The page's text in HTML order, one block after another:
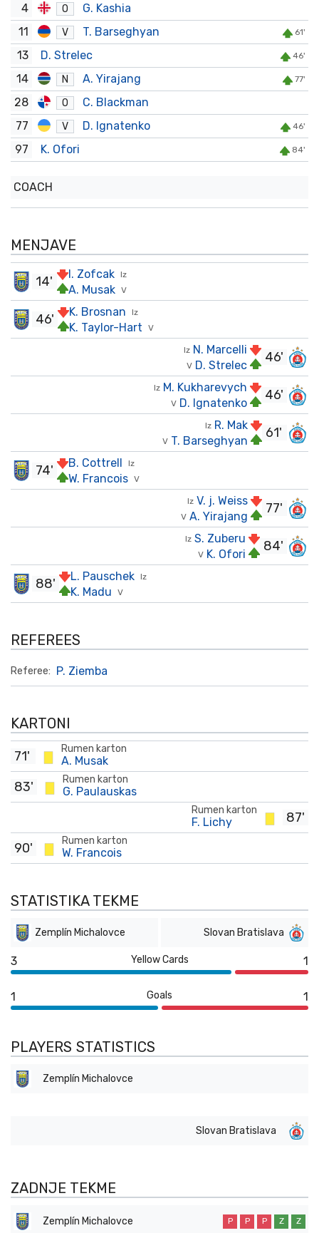
4 O
G. Kashia
11
V T. Barseghyan 61'
13 D. Strelec 46'
14 N A. Yirajang 77'
28 O
C. Blackman
77
V D. Ignatenko 46'
97 K. Ofori 84'
COACH
MENJAVE
Iz
I. Zofcak
V
A. Musak
14'
Iz
K. Brosnan
V
K. Taylor-Hart
46'
46'
Iz N. Marcelli
V D. Strelec
46'
Iz M. Kukharevych
V D. Ignatenko
61'
Iz R. Mak
V T. Barseghyan
Iz
B. Cottrell
V
W. Francois
74'
77'
Iz V. j. Weiss
V A. Yirajang
84'
Iz S. Zuberu
V K. Ofori
Iz
L. Pauschek
V
K. Madu
88'
REFEREES
Referee: P. Ziemba
KARTONI
Rumen karton
A. Musak
71'
Rumen karton
G. Paulauskas
83'
87'
Rumen karton
F. Lichy
Rumen karton
W. Francois
90'
STATISTIKA TEKME
Zemplín Michalovce Slovan Bratislava
3 Yellow Cards 1
1 Goals 1
PLAYERS STATISTICS
Zemplín Michalovce
Slovan Bratislava
ZADNJE TEKME
Zemplín Michalovce P P P Z Z